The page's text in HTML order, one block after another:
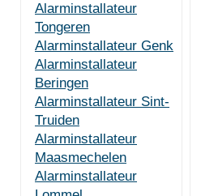
Alarminstallateur
Tongeren
Alarminstallateur Genk
Alarminstallateur
Beringen
Alarminstallateur Sint-
Truiden
Alarminstallateur
Maasmechelen
Alarminstallateur